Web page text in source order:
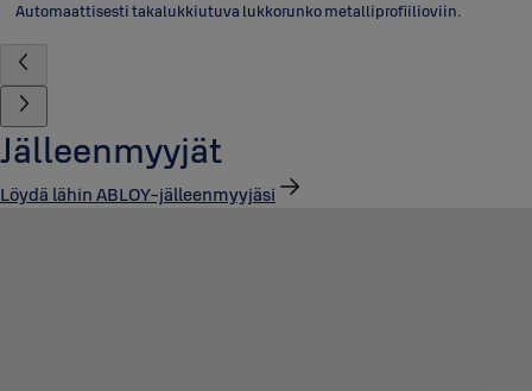
Automaattisesti takalukkiutuva lukkorunko metalliprofiilioviin.
Jälleenmyyjät
Löydä lähin ABLOY-jälleenmyyjäsi